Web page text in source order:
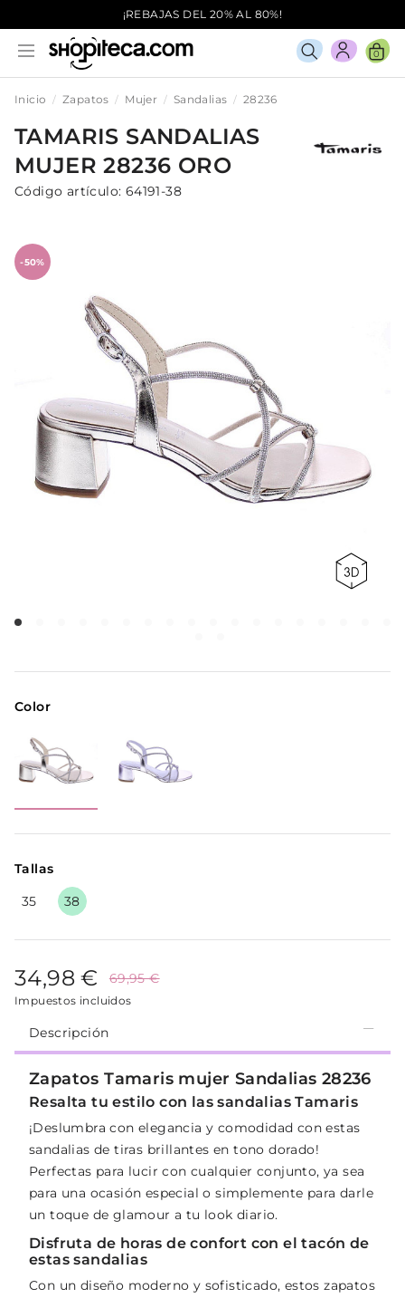
¡REBAJAS DEL 20% AL 80%!
0
Inicio Zapatos Mujer Sandalias 28236
TAMARIS SANDALIAS
MUJER28236 ORO
Código artículo: 64191-38
-50%
Color
Tallas
35
38
34,98 € 69,95 €
Impuestos incluidos
Descripción
Zapatos Tamaris mujer Sandalias 28236
Resalta tu estilo con las sandalias Tamaris
¡Deslumbra con elegancia y comodidad con estas
sandalias de tiras brillantes en tono dorado!
Perfectas para lucir con cualquier conjunto, ya sea
para una ocasión especial o simplemente para darle
un toque de glamour a tu look diario.
Disfruta de horas de confort con el tacón de
estas sandalias
Con un diseño moderno y sofisticado, estos zapatos